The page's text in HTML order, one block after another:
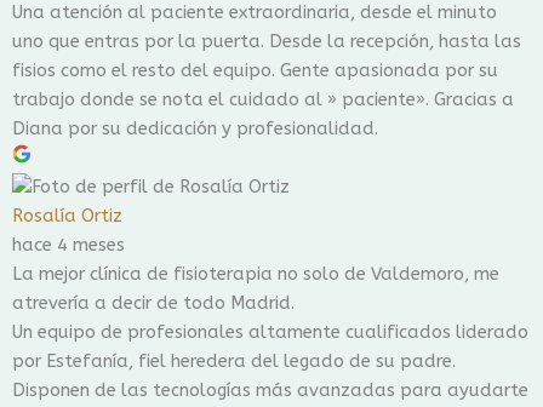
Una atención al paciente extraordinaria, desde el minuto
uno que entras por la puerta. Desde la recepción, hasta las
fisios como el resto del equipo. Gente apasionada por su
trabajo donde se nota el cuidado al » paciente». Gracias a
Diana por su dedicación y profesionalidad.
Rosalía Ortiz
hace 4 meses
La mejor clínica de fisioterapia no solo de Valdemoro, me
atrevería a decir de todo Madrid.
Un equipo de profesionales altamente cualificados liderado
por Estefanía, fiel heredera del legado de su padre.
Disponen de las tecnologías más avanzadas para ayudarte